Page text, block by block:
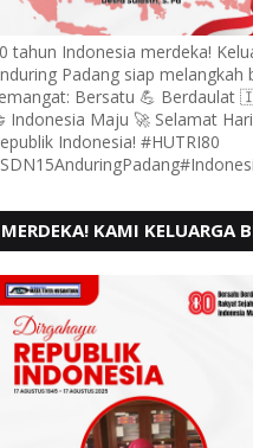
tahun Indonesia merdeka!
Padang siap melangkah
Bersatu 💪 Berdaulat
Indonesia Maju 🚀 Selamat
Indonesia! #HUTRI80
MERDEKA! KAMI KELUARGA
MENGUCAPKAN HUT RI KE -